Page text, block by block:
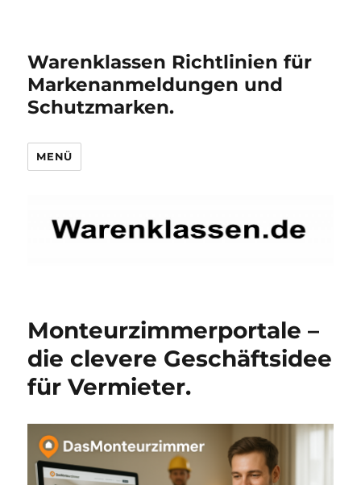
Warenklassen Richtlinien für
Markenanmeldungen und
Schutzmarken.
MENÜ
Monteurzimmerportale –
die clevere Geschäftsidee
für Vermieter.